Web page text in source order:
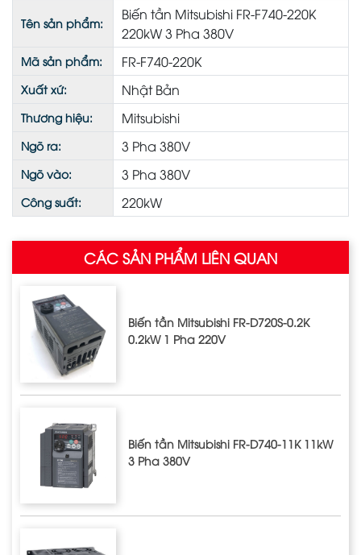
Tên sản phẩm:
Biến tần Mitsubishi FR-F740-220K
220kW 3 Pha 380V
Mã sản phẩm: FR-F740-220K
Xuất xứ: Nhật Bản
Thương hiệu: Mitsubishi
Ngõ ra: 3 Pha 380V
Ngõ vào: 3 Pha 380V
Công suất: 220kW
CÁC SẢN PHẨM LIÊN QUAN
Biến tần Mitsubishi FR-D720S-0.2K
0.2kW 1 Pha 220V
Biến tần Mitsubishi FR-D740-11K 11kW
3 Pha 380V